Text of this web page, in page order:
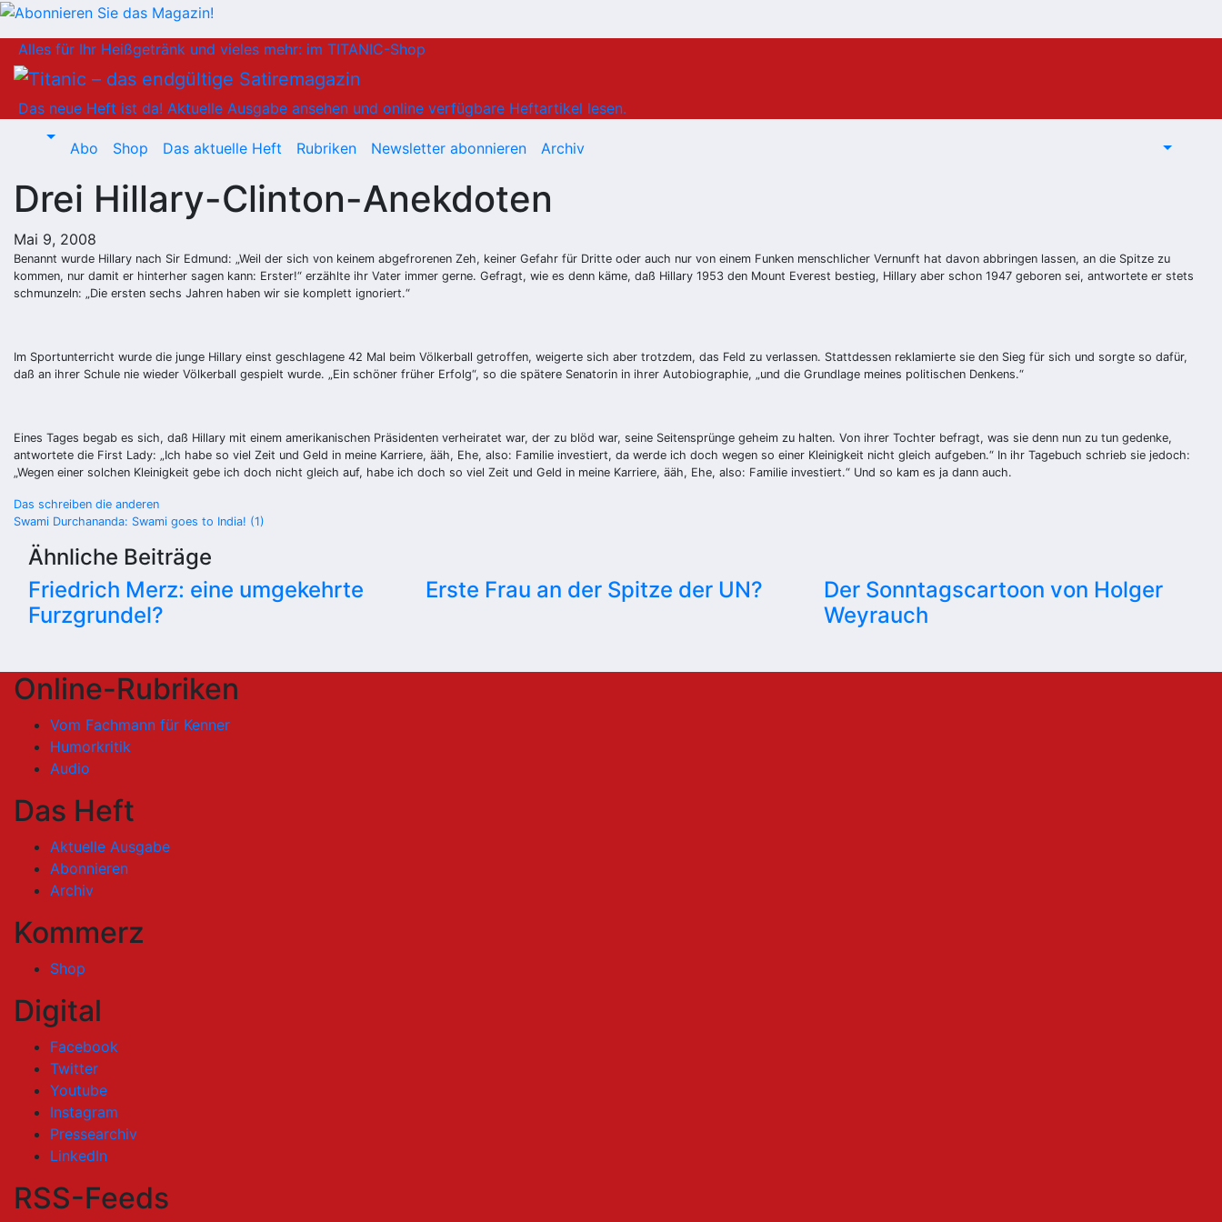
Inhalt
springen
Alles für Ihr Heißgetränk und vieles mehr: im TITANIC-Shop
Das neue Heft ist da! Aktuelle Ausgabe ansehen und online verfügbare Heftartikel lesen.
Abo Shop Das aktuelle Heft Rubriken Newsletter abonnieren Archiv
Drei Hillary-Clinton-Anekdoten
Mai 9, 2008
Benannt wurde Hillary nach Sir Edmund: „Weil der sich von keinem abgefrorenen Zeh, keiner Gefahr für Dritte oder auch nur von einem Funken menschlicher Vernunft hat davon abbringen lassen, an die Spitze zu
kommen, nur damit er hinterher sagen kann: Erster!“ erzählte ihr Vater immer gerne. Gefragt, wie es denn käme, daß Hillary 1953 den Mount Everest bestieg, Hillary aber schon 1947 geboren sei, antwortete er stets
schmunzeln: „Die ersten sechs Jahren haben wir sie komplett ignoriert.“
Im Sportunterricht wurde die junge Hillary einst geschlagene 42 Mal beim Völkerball getroffen, weigerte sich aber trotzdem, das Feld zu verlassen. Stattdessen reklamierte sie den Sieg für sich und sorgte so dafür,
daß an ihrer Schule nie wieder Völkerball gespielt wurde. „Ein schöner früher Erfolg“, so die spätere Senatorin in ihrer Autobiographie, „und die Grundlage meines politischen Denkens.“
Eines Tages begab es sich, daß Hillary mit einem amerikanischen Präsidenten verheiratet war, der zu blöd war, seine Seitensprünge geheim zu halten. Von ihrer Tochter befragt, was sie denn nun zu tun gedenke,
antwortete die First Lady: „Ich habe so viel Zeit und Geld in meine Karriere, ääh, Ehe, also: Familie investiert, da werde ich doch wegen so einer Kleinigkeit nicht gleich aufgeben.“ In ihr Tagebuch schrieb sie jedoch:
„Wegen einer solchen Kleinigkeit gebe ich doch nicht gleich auf, habe ich doch so viel Zeit und Geld in meine Karriere, ääh, Ehe, also: Familie investiert.“ Und so kam es ja dann auch.
Beitragsnavigation
Das schreiben die anderen
Swami Durchananda: Swami goes to India! (1)
Ähnliche Beiträge
Friedrich Merz: eine umgekehrte
Furzgrundel?
Erste Frau an der Spitze der UN?
Der Sonntagscartoon von Holger
Weyrauch
Online-Rubriken
Vom Fachmann für Kenner
Humorkritik
Audio
Das Heft
Aktuelle Ausgabe
Abonnieren
Archiv
Kommerz
Shop
Digital
Facebook
Twitter
Youtube
Instagram
Pressearchiv
LinkedIn
RSS-Feeds